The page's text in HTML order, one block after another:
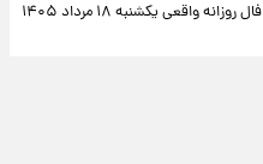
فال روزانه واقعی یکشنبه ۱۸ مرداد ۱۴۰۵